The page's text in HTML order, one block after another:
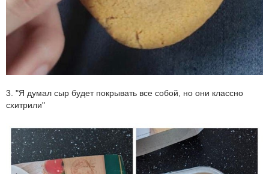
3. "Я думал сыр будет покрывать все собой, но они классно
схитрили"